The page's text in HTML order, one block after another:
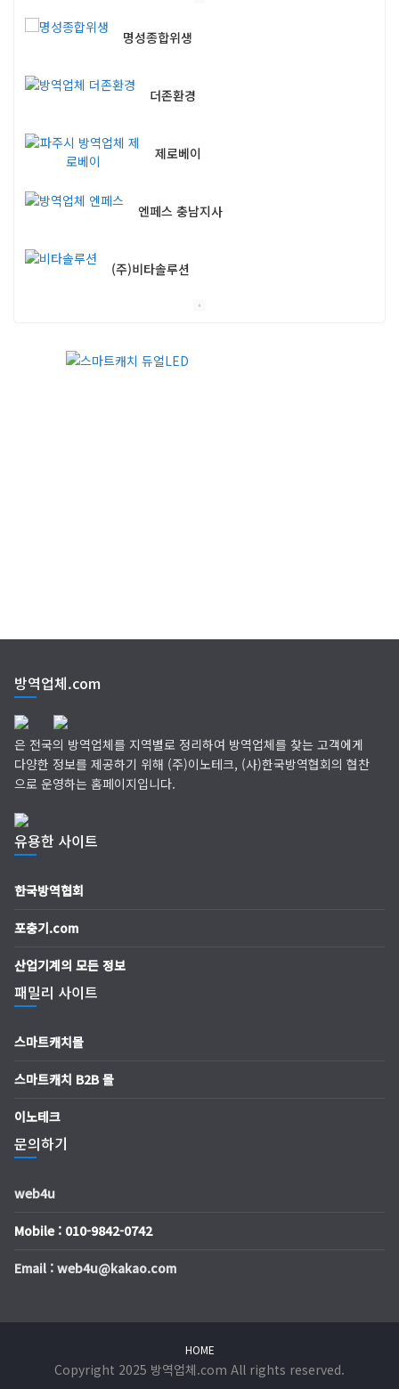
명성종합위생
더존환경
제로베이
엔페스 충남지사
(주)비타솔루션
방역업체.com
은 전국의 방역업체를 지역별로 정리하여 방역업체를 찾는 고객에게
다양한 정보를 제공하기 위해 (주)이노테크, (사)한국방역협회의 협찬
으로 운영하는 홈페이지입니다.
유용한 사이트
한국방역협회
포충기.com
산업기계의 모든 정보
패밀리 사이트
스마트캐치몰
스마트캐치 B2B 몰
이노테크
문의하기
web4u
Mobile : 010-9842-0742
Email : web4u@kakao.com
HOME
Copyright 2025 방역업체.com All rights reserved.